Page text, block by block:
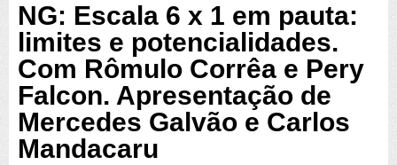
NG: Escala 6 x 1 em pauta:
limites e potencialidades.
Com Rômulo Corrêa e Pery
Falcon. Apresentação de
Mercedes Galvão e Carlos
Mandacaru